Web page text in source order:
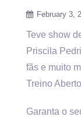
February 3,
Teve show
Priscila
fãs e muito
Treino
Garanta o